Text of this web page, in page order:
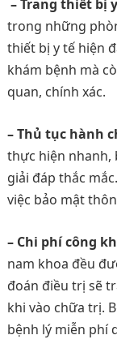
– Trang thiết bị
trong những
thiết bị y tế hiện
khám bệnh mà
quan, chính xác.
– Thủ tục hành
thực hiện nhanh,
giải đáp thắc
việc bảo mật
– Chi phí công
nam khoa đều
đoán điều trị sẽ
khi vào chữa trị.
bệnh lý miễn phí